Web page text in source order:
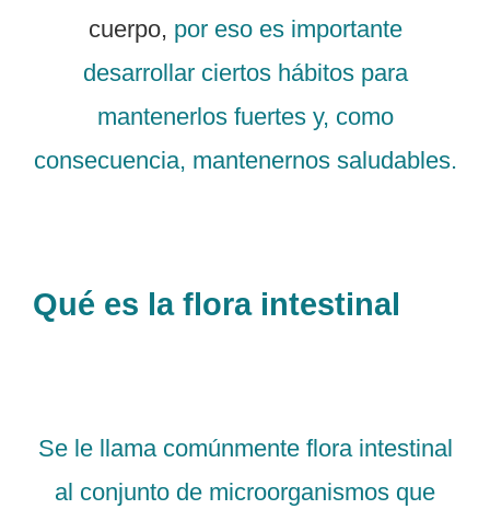
cuerpo, por eso es importante
desarrollar ciertos hábitos para
mantenerlos fuertes y, como
consecuencia, mantenernos saludables.
Qué es la flora intestinal
Se le llama comúnmente flora intestinal
al conjunto de microorganismos que